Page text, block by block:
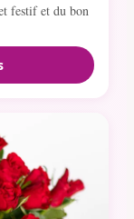
festif et du bon